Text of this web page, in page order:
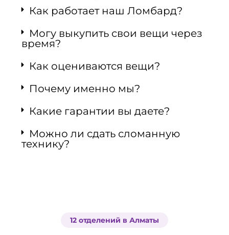
Как работает наш Ломбард?
Могу выкупить свои вещи через
время?
Как оцениваются вещи?
Почему именно мы?
Какие гарантии вы даете?
Можно ли сдать сломанную
технику?
12 отделений в Алматы